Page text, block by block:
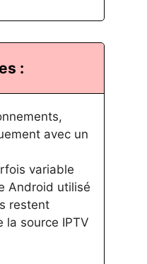
:
avec un
variable
Android utilisé
restent
la source IPTV